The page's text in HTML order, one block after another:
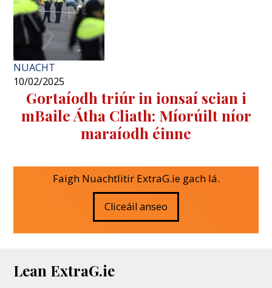
NUACHT
10/02/2025
Gortaíodh triúr in ionsaí scian i
mBaile Átha Cliath: Míorúilt níor
maraíodh éinne
Faigh Nuachtlitir ExtraG.ie gach lá.
Cliceáil anseo
Lean ExtraG.ie